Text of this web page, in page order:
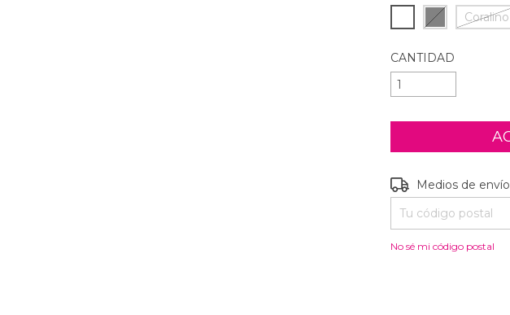
Coralino
CANTIDAD
Entregas para el CP:
Medios de envío
No sé mi código postal